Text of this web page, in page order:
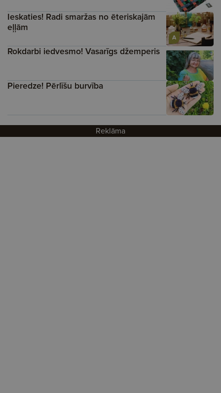
A
Ieskaties! Radi smaržas no ēteriskajām
eļļām
Rokdarbi iedvesmo! Vasarīgs džemperis
Pieredze! Pērlīšu burvība
Reklāma